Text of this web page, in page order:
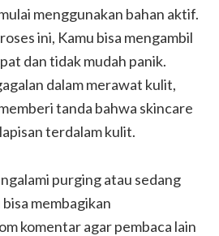
menggunakan bahan aktif.
ini, Kamu bisa mengambil
dan tidak mudah panik.
dalam merawat kulit,
tanda bahwa skincare
terdalam kulit.
purging atau sedang
membagikan
komentar agar pembaca lain